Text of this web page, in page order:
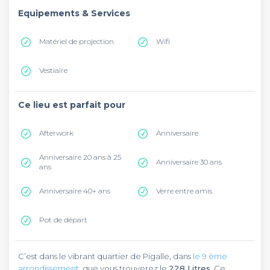
Equipements & Services
Matériel de projection Wifi
Vestiaire
Ce lieu est parfait pour
Afterwork Anniversaire
Anniversaire 20 ans à 25
ans
Anniversaire 30 ans
Anniversaire 40+ ans Verre entre amis
Pot de départ
C’est dans le vibrant quartier de Pigalle, dans le 9 ème
arrondissement , que vous trouverez le 228 Litres . Ce